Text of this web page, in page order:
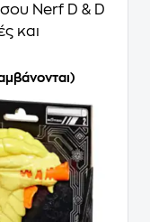
Nerf D & D
και